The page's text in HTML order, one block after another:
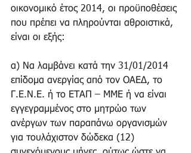
οικονομικό έτος 2014, οι προϋποθέσεις
που πρέπει να πληρούνται αθροιστικά,
είναι οι εξής:
α) Να λαμβάνει κατά την 31/01/2014
επίδομα ανεργίας από τον ΟΑΕΔ, το
Γ.Ε.Ν.Ε. ή το ΕΤΑΠ – ΜΜΕ ή να είναι
εγγεγραμμένος στο μητρώο των
ανέργων των παραπάνω οργανισμών
για τουλάχιστον δώδεκα (12)